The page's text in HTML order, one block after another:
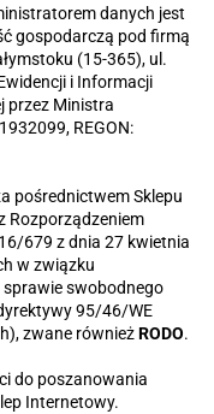
danych jest
gospodarczą pod firmą
(15-365), ul.
i Informacji
przez Ministra
REGON:
pośrednictwem Sklepu
Rozporządzeniem
679 z dnia 27 kwietnia
w związku
swobodnego
95/46/WE
zwane równieżRODO.
do poszanowania
Internetowy.